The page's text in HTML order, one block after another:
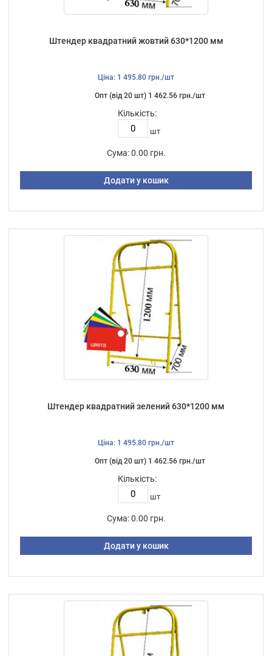
Штендер квадратний жовтий 630*1200 мм
Ціна: 1 495.80 грн./шт
Опт (від 20 шт) 1 462.56 грн./шт
Кількість:
шт
Сума: 0.00 грн.
Додати у кошик
Штендер квадратний зелений 630*1200 мм
Ціна: 1 495.80 грн./шт
Опт (від 20 шт) 1 462.56 грн./шт
Кількість:
шт
Сума: 0.00 грн.
Додати у кошик